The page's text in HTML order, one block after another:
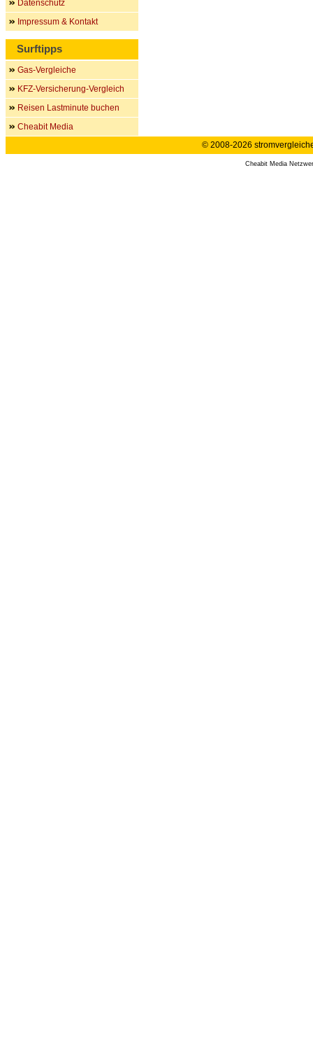
Datenschutz
Impressum & Kontakt
Surftipps
Gas-Vergleiche
KFZ-Versicherung-Vergleich
Reisen Lastminute buchen
Cheabit Media
© 2008-2026
Cheabit Media